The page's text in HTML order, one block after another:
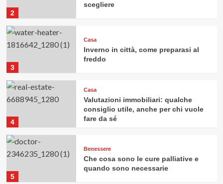
2
scegliere
3
Casa
Inverno in città, come preparasi al
freddo
4
Casa
Valutazioni immobiliari: qualche
consiglio utile, anche per chi vuole
fare da sé
5
Benessere
Che cosa sono le cure palliative e
quando sono necessarie